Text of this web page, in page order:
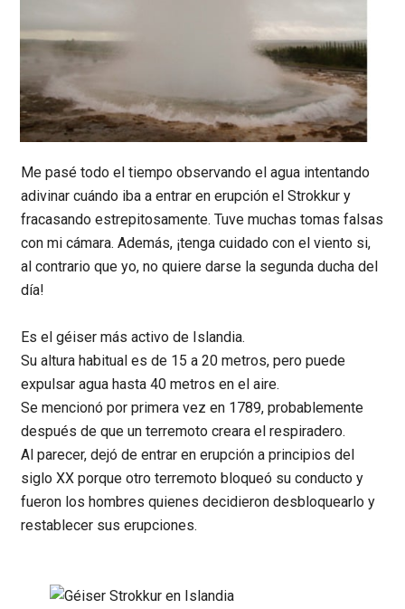
Me pasé todo el tiempo observando el agua intentando
adivinar cuándo iba a entrar en erupción el Strokkur y
fracasando estrepitosamente. Tuve muchas tomas falsas
con mi cámara. Además, ¡tenga cuidado con el viento si,
al contrario que yo, no quiere darse la segunda ducha del
día!
Es el géiser más activo de Islandia.
Su altura habitual es de 15 a 20 metros, pero puede
expulsar agua hasta 40 metros en el aire.
Se mencionó por primera vez en 1789, probablemente
después de que un terremoto creara el respiradero.
Al parecer, dejó de entrar en erupción a principios del
siglo XX porque otro terremoto bloqueó su conducto y
fueron los hombres quienes decidieron desbloquearlo y
restablecer sus erupciones.